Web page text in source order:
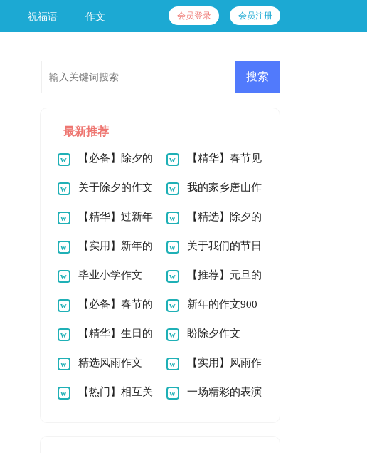
祝福语 作文 会员登录 会员注册
最新推荐
【必备】除夕的
作文200字四篇
【精华】春节见
闻作文200字4篇
关于除夕的作文
900字四篇
我的家乡唐山作
文200字
【精华】过新年
作文200字合集5篇
【精选】除夕的
作文500字9篇
【实用】新年的
作文200字锦集九篇
关于我们的节日
春节作文400字集锦
十篇
毕业小学作文
900字锦集七篇
【推荐】元旦的
作文900字三篇
【必备】春节的
作文1000字合集六
篇
新年的作文900
字8篇
【精华】生日的
作文1000字九篇
盼除夕作文
精选风雨作文
900字7篇
【实用】风雨作
文900字6篇
【热门】相互关 一场精彩的表演